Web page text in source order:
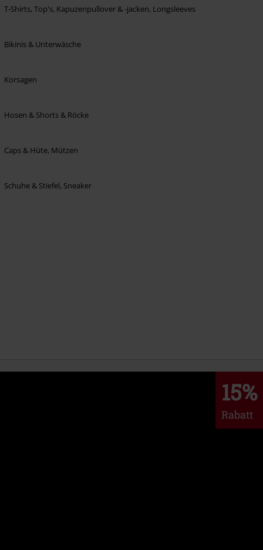
T-Shirts, Top's, Kapuzenpullover & -jacken, Longsleeves
Bikinis & Unterwäsche
Korsagen
Hosen & Shorts & Röcke
Caps & Hüte, Mützen
Schuhe & Stiefel, Sneaker
15%
Rabatt